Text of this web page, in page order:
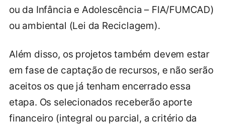
ou da Infância e Adolescência – FIA/FUMCAD)
ou ambiental (Lei da Reciclagem).
Além disso, os projetos também devem estar
em fase de captação de recursos, e não serão
aceitos os que já tenham encerrado essa
etapa. Os selecionados receberão aporte
financeiro (integral ou parcial, a critério da